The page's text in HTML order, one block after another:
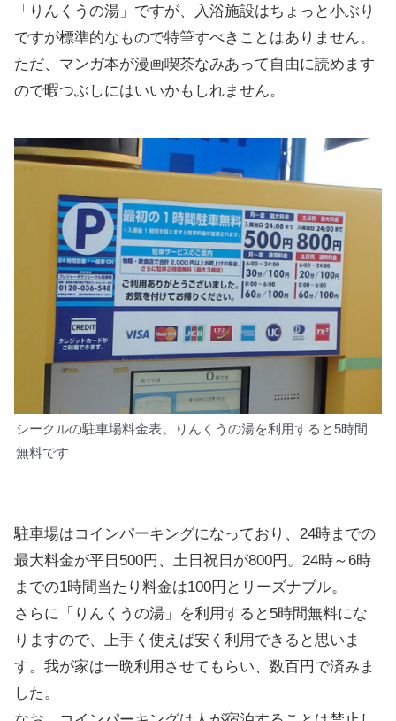
「りんくうの湯」ですが、入浴施設はちょっと小ぶり
ですが標準的なもので特筆すべきことはありません。
ただ、マンガ本が漫画喫茶なみあって自由に読めます
ので暇つぶしにはいいかもしれません。
シークルの駐車場料金表。りんくうの湯を利用すると5時間
無料です
駐車場はコインパーキングになっており、24時までの
最大料金が平日500円、土日祝日が800円。24時～6時
までの1時間当たり料金は100円とリーズナブル。
さらに「りんくうの湯」を利用すると5時間無料にな
りますので、上手く使えば安く利用できると思いま
す。我が家は一晩利用させてもらい、数百円で済みま
した。